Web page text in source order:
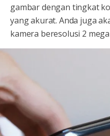
gambar dengan tingkat
yang akurat. Anda juga
kamera beresolusi 2